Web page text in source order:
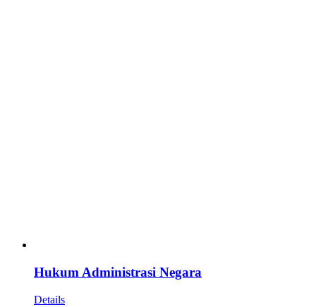
Hukum Administrasi Negara
Details